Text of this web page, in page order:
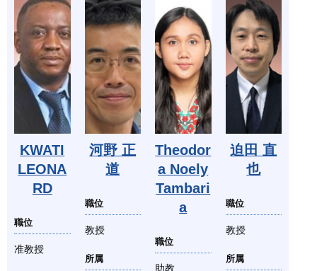
KWATI
LEONA
RD
職位
准教授
河野 正
道
職位
教授
所属
Theodor
a Noely
Tambari
a
職位
助教
迫田 直
也
職位
教授
所属